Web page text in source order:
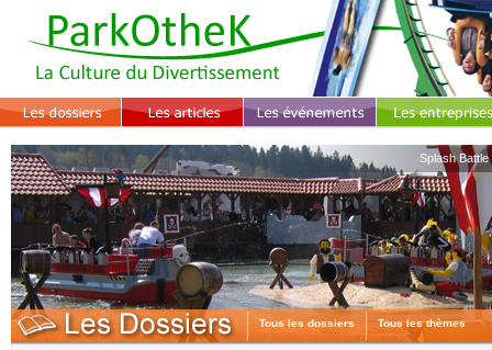
Splash
Tous les dossiers Tous les thèmes